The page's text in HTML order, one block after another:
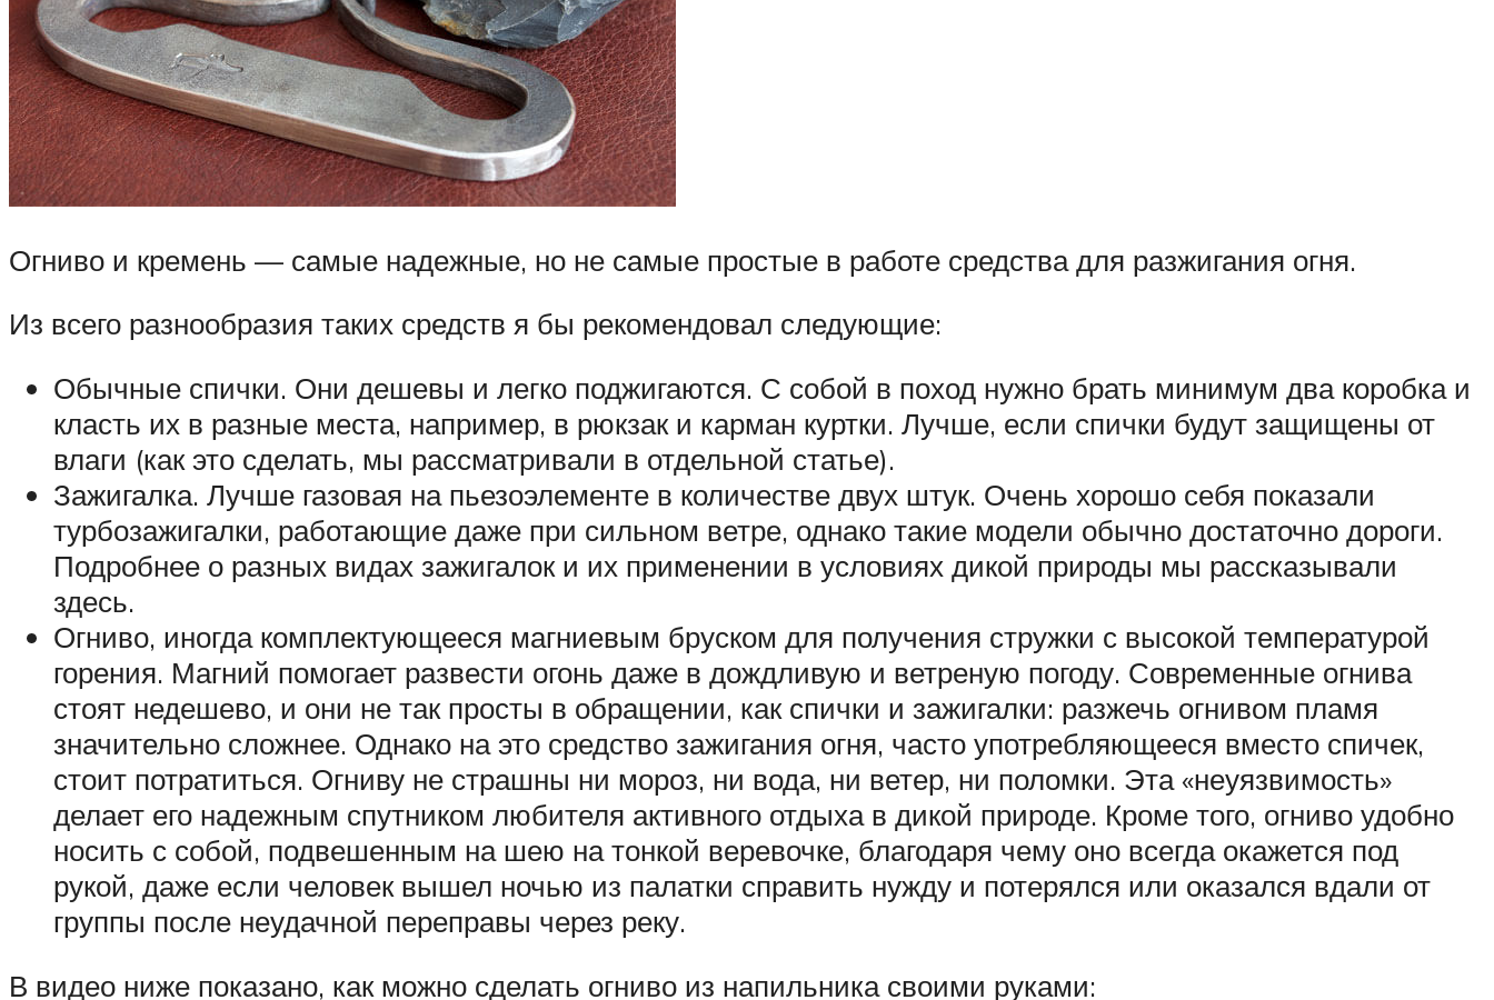
Огниво и кремень — самые надежные, но не самые простые в работе средства для разжигания огня.
Из всего разнообразия таких средств я бы рекомендовал следующие:
Обычные спички. Они дешевы и легко поджигаются. С собой в поход нужно брать минимум два коробка и
класть их в разные места, например, в рюкзак и карман куртки. Лучше, если спички будут защищены от
влаги (как это сделать, мы рассматривали в отдельной статье).
Зажигалка. Лучше газовая на пьезоэлементе в количестве двух штук. Очень хорошо себя показали
турбозажигалки, работающие даже при сильном ветре, однако такие модели обычно достаточно дороги.
Подробнее о разных видах зажигалок и их применении в условиях дикой природы мы рассказывали
здесь.
Огниво, иногда комплектующееся магниевым бруском для получения стружки с высокой температурой
горения. Магний помогает развести огонь даже в дождливую и ветреную погоду. Современные огнива
стоят недешево, и они не так просты в обращении, как спички и зажигалки: разжечь огнивом пламя
значительно сложнее. Однако на это средство зажигания огня, часто употребляющееся вместо спичек,
стоит потратиться. Огниву не страшны ни мороз, ни вода, ни ветер, ни поломки. Эта «неуязвимость»
делает его надежным спутником любителя активного отдыха в дикой природе. Кроме того, огниво удобно
носить с собой, подвешенным на шею на тонкой веревочке, благодаря чему оно всегда окажется под
рукой, даже если человек вышел ночью из палатки справить нужду и потерялся или оказался вдали от
группы после неудачной переправы через реку.
В видео ниже показано, как можно сделать огниво из напильника своими руками: